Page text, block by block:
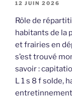
12 JUIN 2026
Rôle de
habitants de la
et frairies en
s’est trouvé
savoir :
L 1 s 8 f solde,